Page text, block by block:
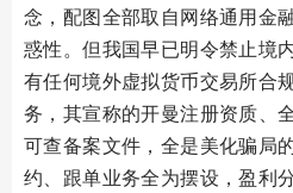
念，配图全部取自网络通用金
惑性。但我国早已明令禁止境
有任何境外虚拟货币交易所合
务，其宣称的开曼注册资质、
可查备案文件，全是美化骗局
约、跟单业务全为摆设，盈利